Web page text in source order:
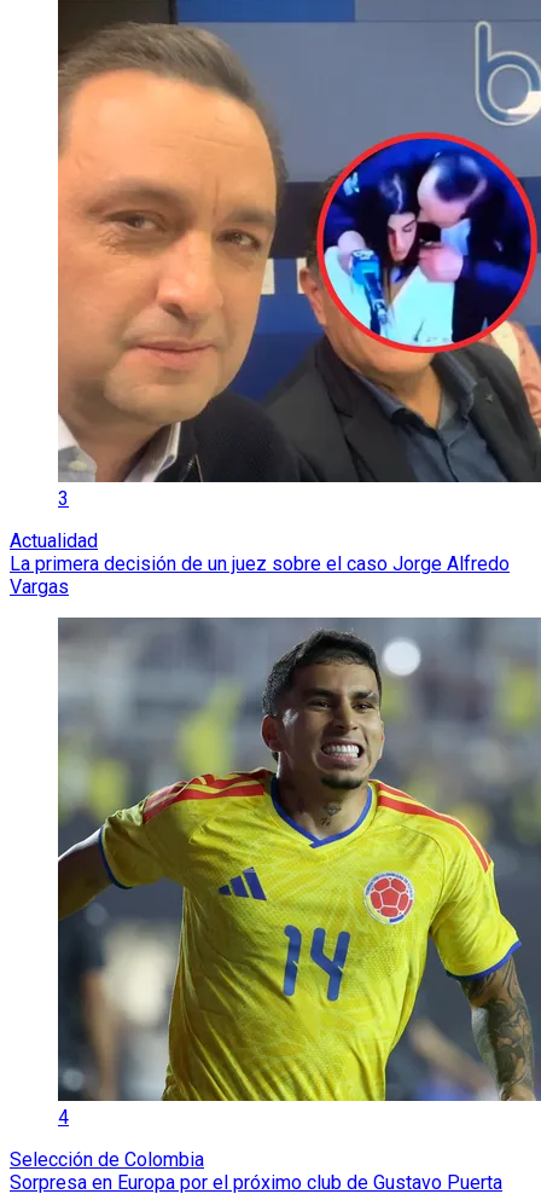
3
Actualidad
La primera decisión de un juez sobre el caso Jorge Alfredo
Vargas
4
Selección de Colombia
Sorpresa en Europa por el próximo club de Gustavo Puerta